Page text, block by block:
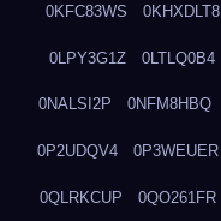
0KFC83WS 0KHXDLT8
0LPY3G1Z 0LTLQ0B4
0NALSI2P 0NFM8HBQ
0P2UDQV4 0P3WEUER
0QLRKCUP 0QO261FR